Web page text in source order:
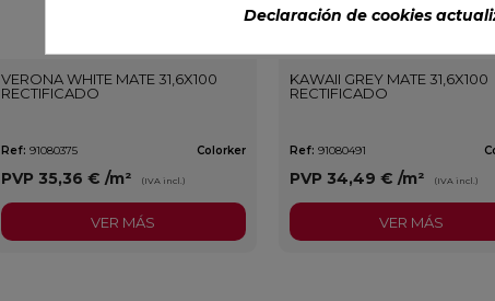
VERONA WHITE MATE 31,6X100
RECTIFICADO
Ref: 91080375 Colorker
PVP 35,36 € /m² (IVA incl.)
VER MÁS
KAWAII GREY MATE 31,6X100
RECTIFICADO
Ref: 91080491
PVP 34,49 € /m² (IVA incl.)
VER MÁS
Declaración de cookies